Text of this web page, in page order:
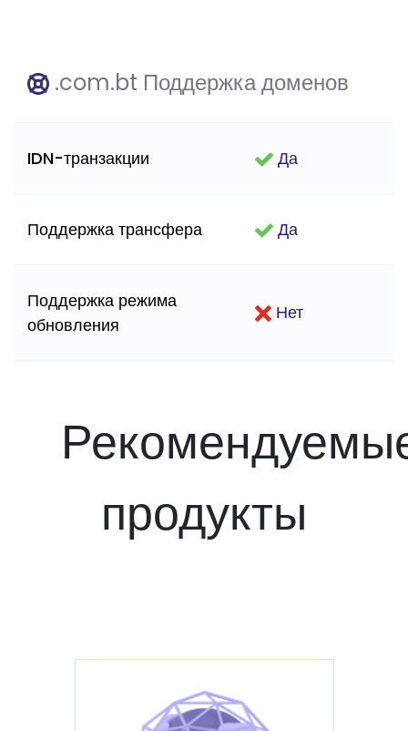
.com.bt Поддержка доменов
IDN-транзакции Да
Поддержка трансфера Да
Поддержка режима
обновления
Нет
продукты